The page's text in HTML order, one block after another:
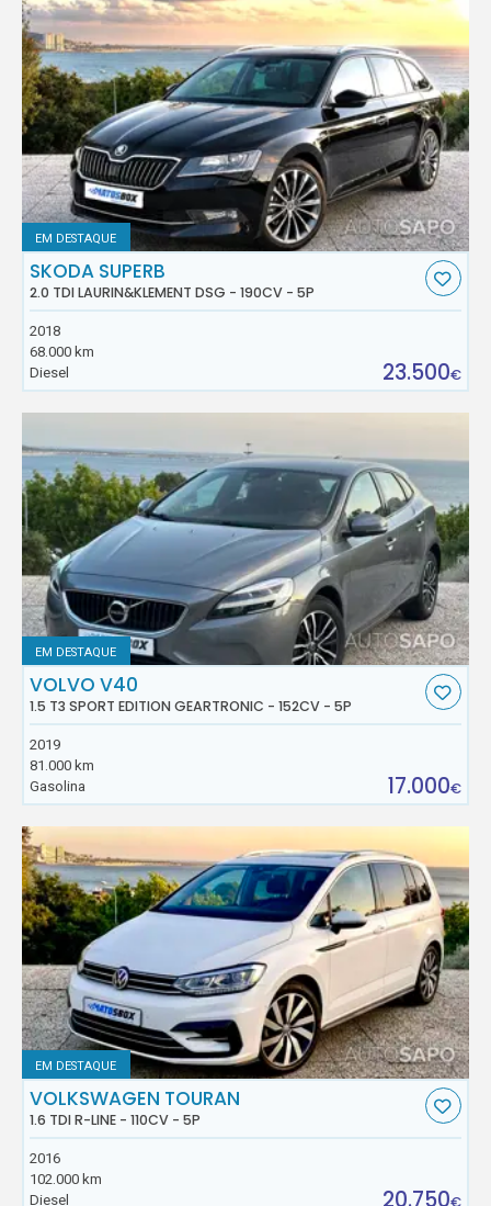
EM DESTAQUE
SKODA SUPERB
2.0 TDI LAURIN&KLEMENT DSG - 190CV - 5P
2018
68.000 km
Diesel
23.500€
EM DESTAQUE
VOLVO V40
1.5 T3 SPORT EDITION GEARTRONIC - 152CV - 5P
2019
81.000 km
Gasolina
17.000€
EM DESTAQUE
VOLKSWAGEN TOURAN
1.6 TDI R-LINE - 110CV - 5P
2016
102.000 km
Diesel
20.750€